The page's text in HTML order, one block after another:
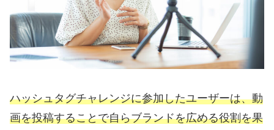
ハッシュタグチャレンジに参加したユーザーは、動
画を投稿することで自らブランドを広める役割を果